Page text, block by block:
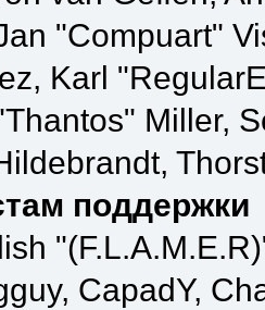
"Compuart"
Karl
Miller,
поддержки
CapadY,